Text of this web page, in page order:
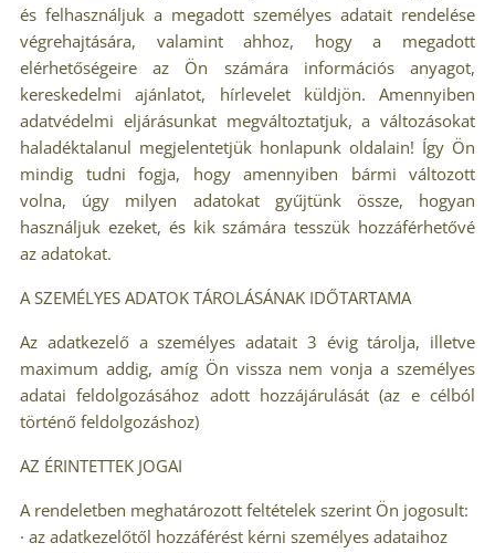
és felhasználjuk a megadott személyes adatait rendelése
végrehajtására, valamint ahhoz, hogy a megadott
elérhetőségeire az Ön számára információs anyagot,
kereskedelmi ajánlatot, hírlevelet küldjön. Amennyiben
adatvédelmi eljárásunkat megváltoztatjuk, a változásokat
haladéktalanul megjelentetjük honlapunk oldalain! Így Ön
mindig tudni fogja, hogy amennyiben bármi változott
volna, úgy milyen adatokat gyűjtünk össze, hogyan
használjuk ezeket, és kik számára tesszük hozzáférhetővé
az adatokat.
A SZEMÉLYES ADATOK TÁROLÁSÁNAK IDŐTARTAMA
Az adatkezelő a személyes adatait 3 évig tárolja, illetve
maximum addig, amíg Ön vissza nem vonja a személyes
adatai feldolgozásához adott hozzájárulását (az e célból
történő feldolgozáshoz)
AZ ÉRINTETTEK JOGAI
A rendeletben meghatározott feltételek szerint Ön jogosult:
· az adatkezelőtől hozzáférést kérni személyes adataihoz